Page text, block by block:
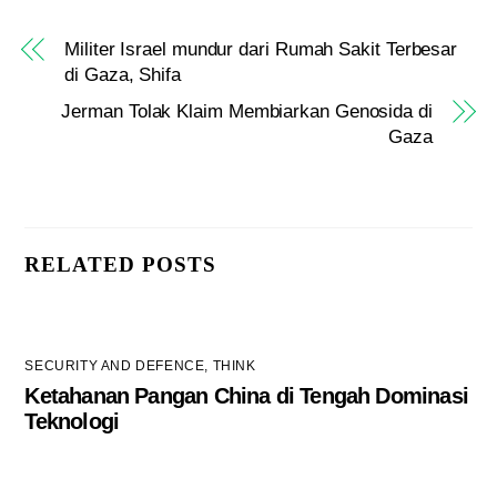
Militer Israel mundur dari Rumah Sakit Terbesar
di Gaza, Shifa
Jerman Tolak Klaim Membiarkan Genosida di
Gaza
RELATED POSTS
SECURITY AND DEFENCE, THINK
Ketahanan Pangan China di Tengah Dominasi
Teknologi